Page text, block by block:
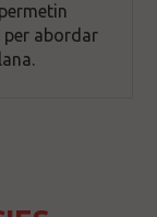
per abordar